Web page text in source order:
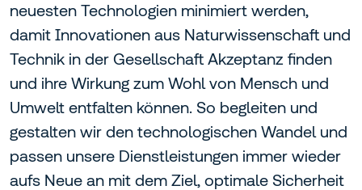
neuesten Technologien minimiert werden,
damit Innovationen aus Naturwissenschaft und
Technik in der Gesellschaft Akzeptanz finden
und ihre Wirkung zum Wohl von Mensch und
Umwelt entfalten können. So begleiten und
gestalten wir den technologischen Wandel und
passen unsere Dienstleistungen immer wieder
aufs Neue an mit dem Ziel, optimale Sicherheit